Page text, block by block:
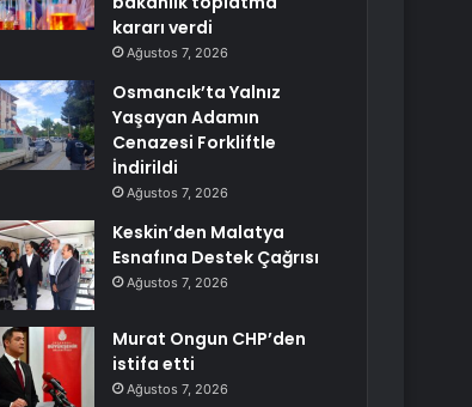
kararı verdi
Ağustos 7, 2026
Osmancık’ta Yalnız
Yaşayan Adamın
Cenazesi Forkliftle
İndirildi
Ağustos 7, 2026
Keskin’den Malatya
Esnafına Destek Çağrısı
Ağustos 7, 2026
Murat Ongun CHP’den
istifa etti
Ağustos 7, 2026